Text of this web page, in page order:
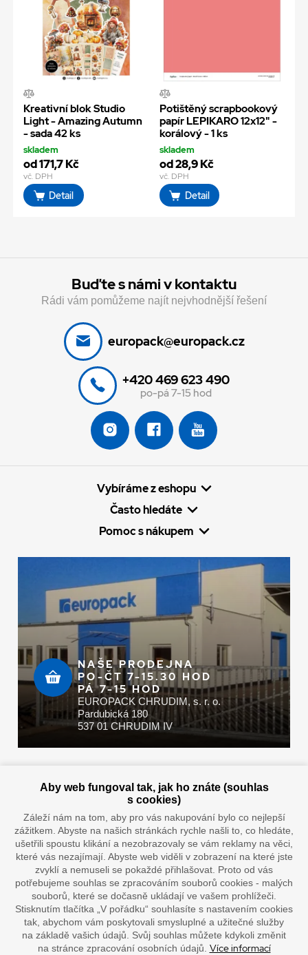
Kreativní blok Studio
Light - Amazing Autumn
- sada 42 ks
skladem
od 171,7 Kč
vč. DPH
Detail
Potištěný scrapbookový
papír LEPIKARO 12x12" -
korálový - 1 ks
skladem
od 28,9 Kč
vč. DPH
Detail
Buďte s námi v kontaktu
Rádi vám pomůžeme najít nejvhodnější řešení
europack@europack.cz
+420 469 623 490
po-pá 7-15 hod
Vybíráme z eshopu
Často hledáte
Pomoc s nákupem
NAŠE PRODEJNA
PO-ČT 7-15.30 HOD
PÁ 7-15 HOD
EUROPACK CHRUDIM, s. r. o.
Pardubická 180
537 01 CHRUDIM IV
Doprava vaším oblíbeným dopravcem
Aby web fungoval tak, jak ho znáte (souhlas
s cookies)
Záleží nám na tom, aby pro vás nakupování bylo co nejlepší
zážitkem. Abyste na našich stránkách rychle našli to, co hledáte,
ušetřili spoustu klikání a nezobrazovaly se vám reklamy na věci,
které vás nezajímají. Abyste web viděli v zobrazení na které jste
zvyklí a nemuseli se pokaždé přihlašovat. Proto od vás
potřebujeme souhlas se zpracováním souborů cookies - malých
souborů, které se dočasně ukládají ve vašem prohlížeči.
Stisknutím tlačítka „V pořádku“ souhlasíte s nastavením cookies
tak, abychom vám poskytovali smysluplné a užitečné služby
na základě vašich údajů. Svůj souhlas můžete kdykoli změnit
na stránce zpracování osobních údajů. Více informací